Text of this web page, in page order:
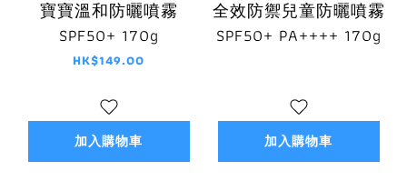
寶寶溫和防曬噴霧
SPF50+ 170g
HK$149.00
加入購物車
全效防禦兒童防曬噴霧
SPF50+ PA++++ 170g
加入購物車